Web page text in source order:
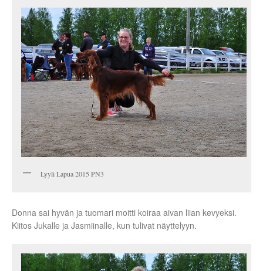
Lyyli Lapua 2015 PN3
Donna sai hyvän ja tuomari moitti koiraa aivan liian kevyeksi.
Kiitos Jukalle ja Jasmiinalle, kun tulivat näyttelyyn.